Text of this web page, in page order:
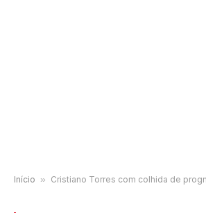
Início » Cristiano Torres com colhida de prognóstico grave na